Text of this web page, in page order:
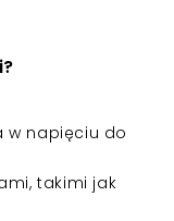
w napięciu do
takimi jak